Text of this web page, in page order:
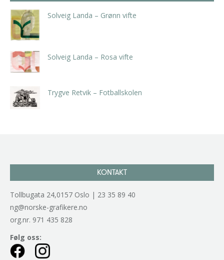
Solveig Landa – Grønn vifte
Solveig Landa – Rosa vifte
Trygve Retvik – Fotballskolen
KONTAKT
Tollbugata 24,0157 Oslo | 23 35 89 40
ng@norske-grafikere.no
org.nr. 971 435 828
Følg oss: